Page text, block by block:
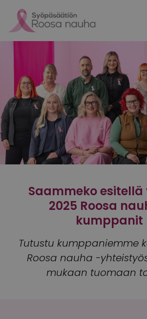
Saammeko esitellä
2025 Roosa
kumppanit
Tutustu kumppaniemme
Roosa nauha -
mukaan tuomaan